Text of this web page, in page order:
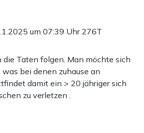
um 07:39 Uhr 276T
Taten folgen. Man möchte sich
bei denen zuhause an
damit ein > 20 jähriger sich
zu verletzen .